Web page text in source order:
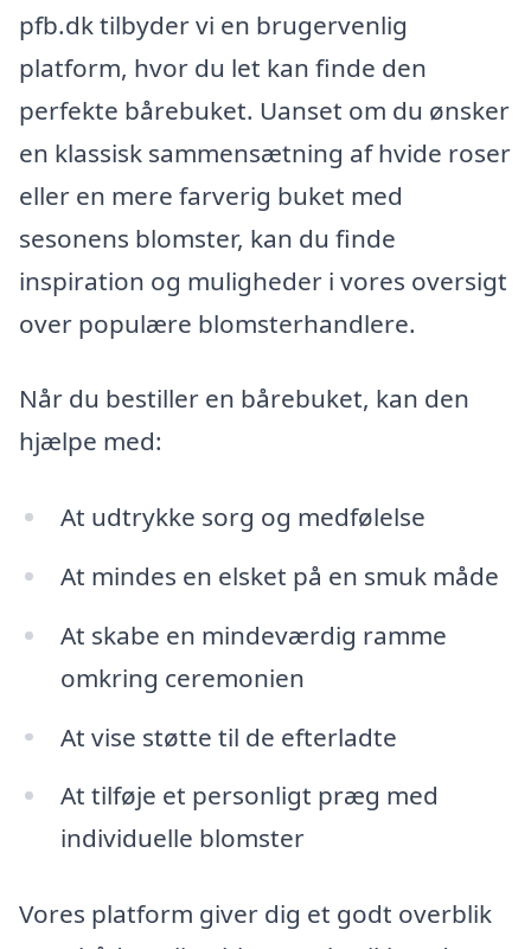
pfb.dk tilbyder vi en brugervenlig
platform, hvor du let kan finde den
perfekte bårebuket. Uanset om du ønsker
en klassisk sammensætning af hvide roser
eller en mere farverig buket med
sesonens blomster, kan du finde
inspiration og muligheder i vores oversigt
over populære blomsterhandlere.
Når du bestiller en bårebuket, kan den
hjælpe med:
At udtrykke sorg og medfølelse
At mindes en elsket på en smuk måde
At skabe en mindeværdig ramme
omkring ceremonien
At vise støtte til de efterladte
At tilføje et personligt præg med
individuelle blomster
Vores platform giver dig et godt overblik